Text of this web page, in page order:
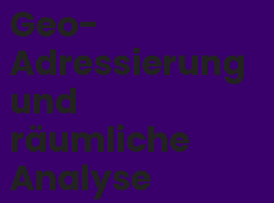
Geo-
Adressierung
und
räumliche
Analyse